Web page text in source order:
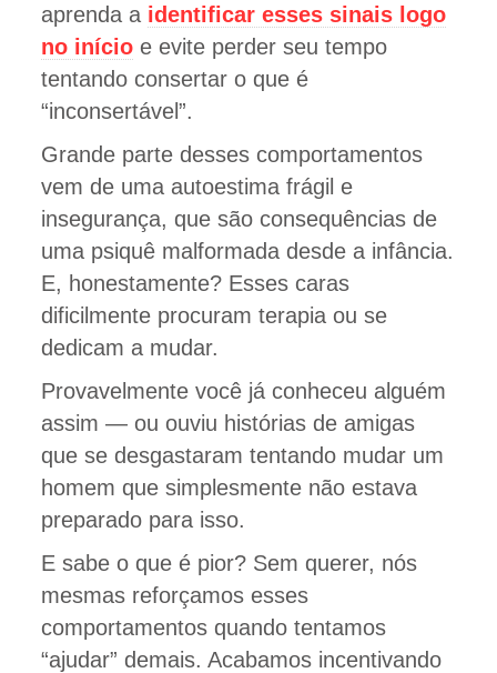
aprenda a identificar esses sinais logo
no início e evite perder seu tempo
tentando consertar o que é
“inconsertável”.
Grande parte desses comportamentos
vem de uma autoestima frágil e
insegurança, que são consequências de
uma psiquê malformada desde a infância.
E, honestamente? Esses caras
dificilmente procuram terapia ou se
dedicam a mudar.
Provavelmente você já conheceu alguém
assim — ou ouviu histórias de amigas
que se desgastaram tentando mudar um
homem que simplesmente não estava
preparado para isso.
E sabe o que é pior? Sem querer, nós
mesmas reforçamos esses
comportamentos quando tentamos
“ajudar” demais. Acabamos incentivando